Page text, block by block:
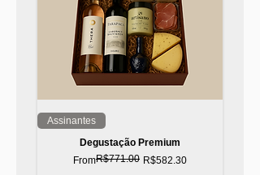
Assinantes
Degustação Premium
From
Regular Price
R$771.00 R$582.30
Sale Price